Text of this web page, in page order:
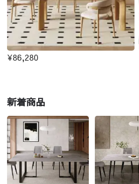
¥86,280
新着商品